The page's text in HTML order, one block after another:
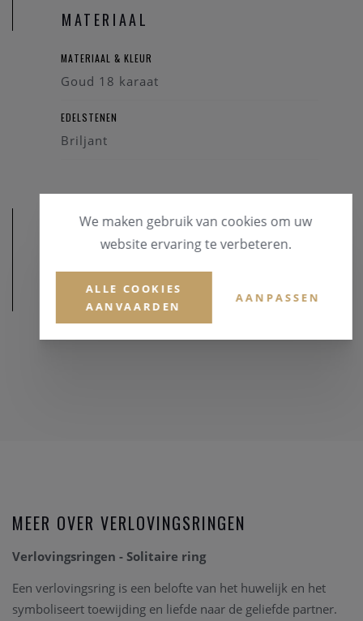
MATERIAAL
MATERIAAL & KLEUR
Goud 18 karaat
EDELSTENEN
Briljant
AFMETINGEN
MEER OVER VERLOVINGSRINGEN
Verlovingsringen - Solitaire ring
Een verlovingsring is een belofte van het huwelijk en het
symboliseert toewijding en liefde naar de geliefde partner.
We maken gebruik van cookies om uw
website ervaring te verbeteren.
ALLE COOKIES
AANVAARDEN
AANPASSEN